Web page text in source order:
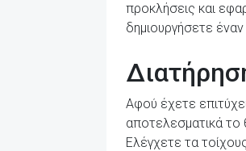
προκλήσεις και
δημιουργήσετε
Αφού έχετε
αποτελεσματικά το
Ελέγχετε τα